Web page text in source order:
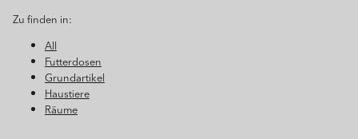
Zu finden in:
All
Futterdosen
Grundartikel
Haustiere
Räume